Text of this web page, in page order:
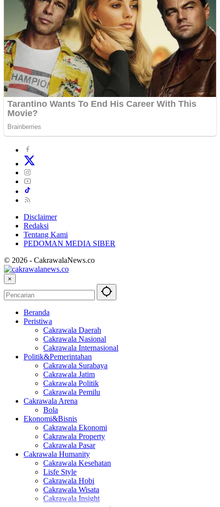
Disclaimer
Redaksi
Tentang Kami
PEDOMAN MEDIA SIBER
© 2026 - CakrawalaNews.co
×
Beranda
Peristiwa
Cakrawala Daerah
Cakrawala Nasional
Cakrawala Internasional
Politik&Pemerintahan
Cakrawala Surabaya
Cakrawala Jatim
Cakrawala Politik
Cakrawala Pemilu
Cakrawala Arena
Bola
Ekonomi&Bisnis
Cakrawala Ekonomi
Cakrawala Property
Cakrawala Pasar
Cakrawala Humanity
Cakrawala Kesehatan
Lisfe Style
Cakrawala Hobi
Cakrawala Wisata
Cakrawala Insight